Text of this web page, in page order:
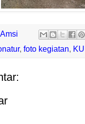
, foto kegiatan,